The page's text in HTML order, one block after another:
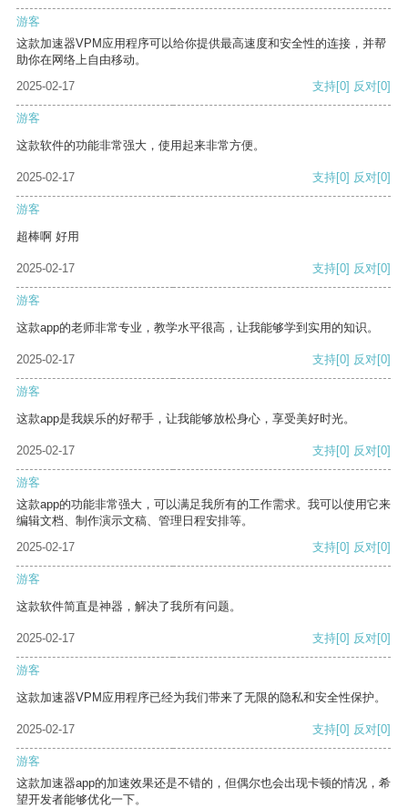
游客
这款加速器VPM应用程序可以给你提供最高速度和安全性的连接，并帮
助你在网络上自由移动。
2025-02-17
支持[0] 反对[0]
游客
这款软件的功能非常强大，使用起来非常方便。
2025-02-17 支持[0] 反对[0]
游客
超棒啊 好用
2025-02-17 支持[0] 反对[0]
游客
这款app的老师非常专业，教学水平很高，让我能够学到实用的知识。
2025-02-17 支持[0] 反对[0]
游客
这款app是我娱乐的好帮手，让我能够放松身心，享受美好时光。
2025-02-17 支持[0] 反对[0]
游客
这款app的功能非常强大，可以满足我所有的工作需求。我可以使用它来
编辑文档、制作演示文稿、管理日程安排等。
2025-02-17
支持[0] 反对[0]
游客
这款软件简直是神器，解决了我所有问题。
2025-02-17 支持[0] 反对[0]
游客
这款加速器VPM应用程序已经为我们带来了无限的隐私和安全性保护。
2025-02-17 支持[0] 反对[0]
游客
这款加速器app的加速效果还是不错的，但偶尔也会出现卡顿的情况，希
望开发者能够优化一下。